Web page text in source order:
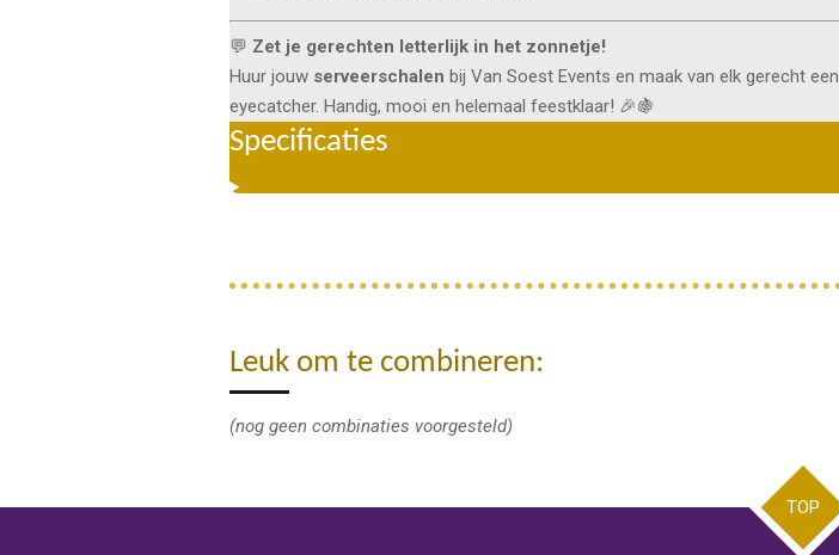
💬 Zet je gerechten letterlijk in het zonnetje!
Huur jouw serveerschalen bij Van Soest Events en maak van elk gerecht een
eyecatcher. Handig, mooi en helemaal feestklaar! 🎉🍇
Specificaties
Leuk om te combineren:
(nog geen combinaties voorgesteld)
TOP